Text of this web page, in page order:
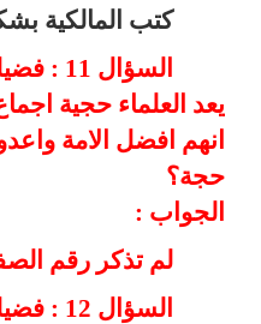
كتب المالكية
السؤال
يعد العلماء حجية
انهم افضل الامة
حجة؟
الجواب :
لم تذكر رقم
السؤال 12 : فضيلة شيخي الكريم: